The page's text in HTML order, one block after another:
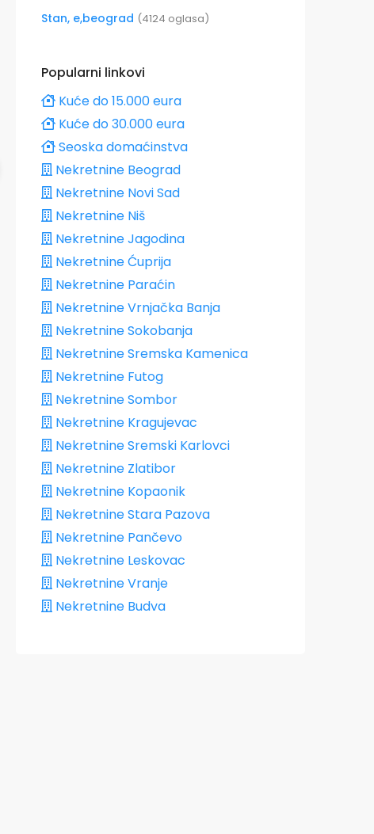
Stan, e,beograd (4124 oglasa)
Popularni linkovi
Kuće do 15.000 eura
Kuće do 30.000 eura
Seoska domaćinstva
Nekretnine Beograd
Nekretnine Novi Sad
Nekretnine Niš
Nekretnine Jagodina
Nekretnine Ćuprija
Nekretnine Paraćin
Nekretnine Vrnjačka Banja
Nekretnine Sokobanja
Nekretnine Sremska Kamenica
Nekretnine Futog
Nekretnine Sombor
Nekretnine Kragujevac
Nekretnine Sremski Karlovci
Nekretnine Zlatibor
Nekretnine Kopaonik
Nekretnine Stara Pazova
Nekretnine Pančevo
Nekretnine Leskovac
Nekretnine Vranje
Nekretnine Budva